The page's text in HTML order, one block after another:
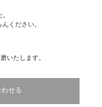
ください。
いたします。
せる